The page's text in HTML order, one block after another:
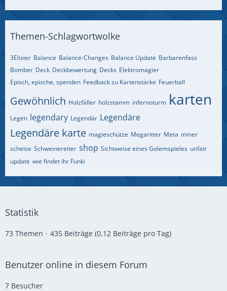
Themen-Schlagwortwolke
3Elixier Balance Balance-Changes Balance Update Barbarenfass
Bomber Deck Deckbewertung Decks Elektromagier
Episch, epische, spenden Feedback zu Kartenstärke Feuerball
Gewöhnlich Holzfäller holzstamm infernoturm karten
Legen legendary Legendär Legendäre
Legendäre karte magieschütze Megaritter Meta miner
scheise Schweinereiter shop Sichtweise eines Golemspieles unfair
update wie findet ihr Funki
Statistik
73 Themen 435 Beiträge (0,12 Beiträge pro Tag)
Benutzer online in diesem Forum
7 Besucher